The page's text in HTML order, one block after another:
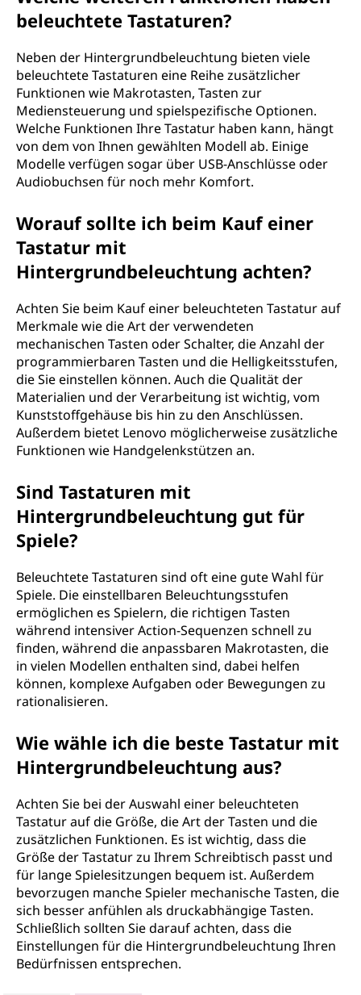
beleuchtete Tastaturen?
Neben der Hintergrundbeleuchtung bieten viele
beleuchtete Tastaturen eine Reihe zusätzlicher
Funktionen wie Makrotasten, Tasten zur
Mediensteuerung und spielspezifische Optionen.
Welche Funktionen Ihre Tastatur haben kann, hängt
von dem von Ihnen gewählten Modell ab. Einige
Modelle verfügen sogar über USB-Anschlüsse oder
Audiobuchsen für noch mehr Komfort.
Worauf sollte ich beim Kauf einer
Tastatur mit
Hintergrundbeleuchtung achten?
Achten Sie beim Kauf einer beleuchteten Tastatur auf
Merkmale wie die Art der verwendeten
mechanischen Tasten oder Schalter, die Anzahl der
programmierbaren Tasten und die Helligkeitsstufen,
die Sie einstellen können. Auch die Qualität der
Materialien und der Verarbeitung ist wichtig, vom
Kunststoffgehäuse bis hin zu den Anschlüssen.
Außerdem bietet Lenovo möglicherweise zusätzliche
Funktionen wie Handgelenkstützen an.
Sind Tastaturen mit
Hintergrundbeleuchtung gut für
Spiele?
Beleuchtete Tastaturen sind oft eine gute Wahl für
Spiele. Die einstellbaren Beleuchtungsstufen
ermöglichen es Spielern, die richtigen Tasten
während intensiver Action-Sequenzen schnell zu
finden, während die anpassbaren Makrotasten, die
in vielen Modellen enthalten sind, dabei helfen
können, komplexe Aufgaben oder Bewegungen zu
rationalisieren.
Wie wähle ich die beste Tastatur mit
Hintergrundbeleuchtung aus?
Achten Sie bei der Auswahl einer beleuchteten
Tastatur auf die Größe, die Art der Tasten und die
zusätzlichen Funktionen. Es ist wichtig, dass die
Größe der Tastatur zu Ihrem Schreibtisch passt und
für lange Spielesitzungen bequem ist. Außerdem
bevorzugen manche Spieler mechanische Tasten, die
sich besser anfühlen als druckabhängige Tasten.
Schließlich sollten Sie darauf achten, dass die
Einstellungen für die Hintergrundbeleuchtung Ihren
Bedürfnissen entsprechen.